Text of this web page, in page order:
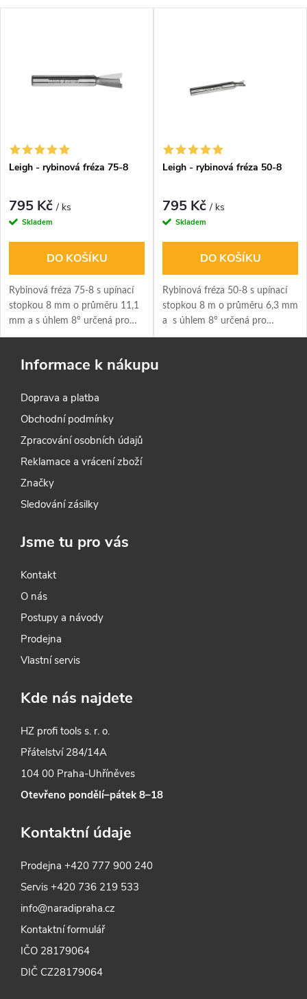
Leigh - rybinová fréza 75-8
795 Kč/ ks
Skladem
DO KOŠÍKU
Rybinová fréza 75-8 s upínací
stopkou 8 mm o průměru 11,1
mm a s úhlem 8° určená pro
tloušťku prkna 10-16 mm.
Leigh - rybinová fréza 50-8
795 Kč/ ks
Skladem
DO KOŠÍKU
Rybinová fréza 50-8 s upínací
stopkou 8 m o průměru 6,3 mm
a s úhlem 8° určená pro
tloušťku prkna 3-6 mm.
Informace k nákupu
Doprava a platba
Obchodní podmínky
Zpracování osobních údajů
Reklamace a vrácení zboží
Značky
Sledování zásilky
Jsme tu pro vás
Kontakt
O nás
Postupy a návody
Prodejna
Vlastní servis
Kde nás najdete
HZ profi tools s. r. o.
Přátelství 284/14A
104 00 Praha-Uhříněves
Otevřeno pondělí–pátek 8–18
Kontaktní údaje
Prodejna+420 777 900 240
Servis+420 736 219 533
info@naradipraha.cz
Kontaktní formulář
IČO 28179064
DIČ CZ28179064